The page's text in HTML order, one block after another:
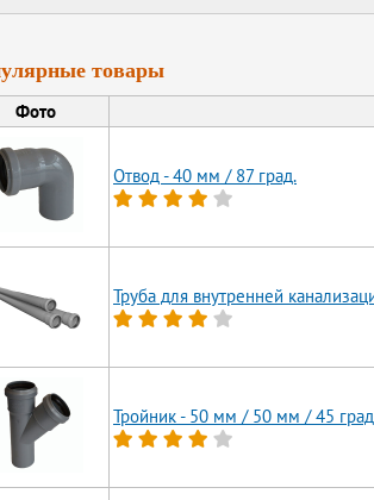
товары
Фото
Отвод - 40 мм / 87 град.
Труба для внутренней
Тройник - 50 мм / 50 мм / 45